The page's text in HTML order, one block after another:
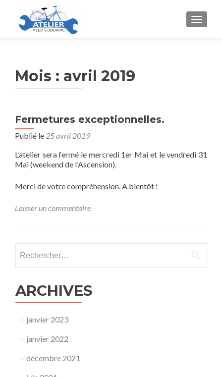
Mois : avril 2019
Fermetures exceptionnelles.
Publié le 25 avril 2019
L’atelier sera fermé le mercredi 1er Mai et le vendredi 31
Mai (weekend de l’Ascension).
Merci de votre compréhension. A bientôt !
Laisser un commentaire
ARCHIVES
janvier 2023
janvier 2022
décembre 2021